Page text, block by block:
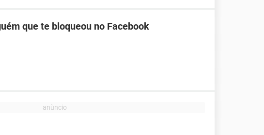
que te bloqueou no Facebook